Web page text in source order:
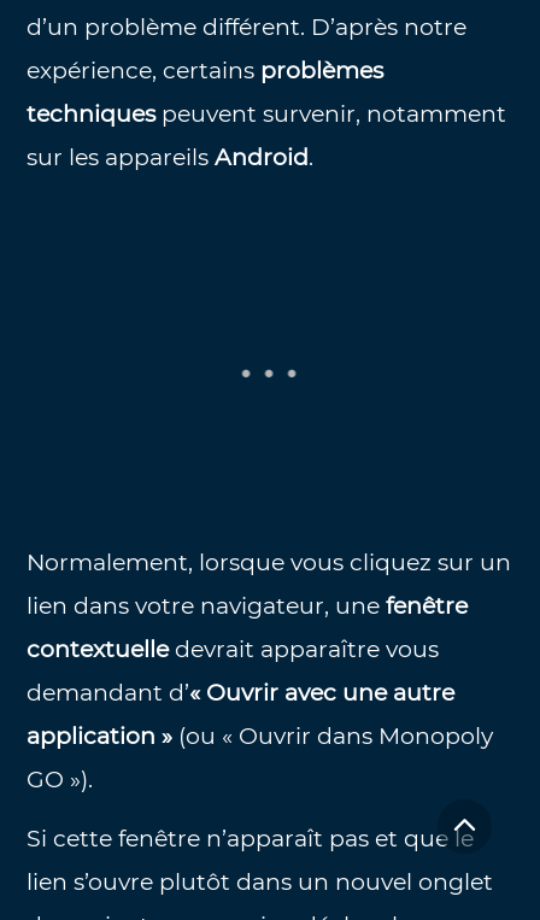
d’un problème différent. D’après notre
expérience, certains problèmes
techniquespeuvent survenir, notamment
sur les appareilsAndroid.
Normalement, lorsque vous cliquez sur un
lien dans votre navigateur, unefenêtre
contextuelledevrait apparaître vous
demandant d’« Ouvrir avec une autre
application » (ou « Ouvrir dans Monopoly
GO »).
Si cette fenêtre n’apparaît pas et que le
lien s’ouvre plutôt dans un nouvel onglet